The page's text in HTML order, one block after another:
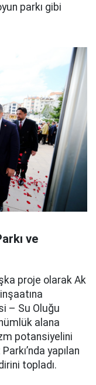
parkı gibi
ve
proje olarak Ak
– Su Oluğu
alana
potansiyelini
yapılan
topladı.